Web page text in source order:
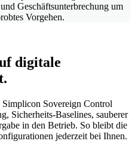
Geschäftsunterbrechung um
Vorgehen.
digitale
Sovereign Control
Sicherheits-Baselines, sauberer
in den Betrieb. So bleibt die
jederzeit bei Ihnen.